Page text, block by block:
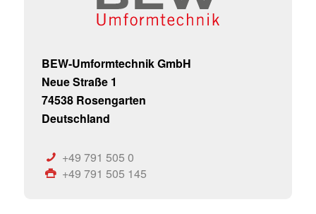
BEW-Umformtechnik GmbH
Neue Straße 1
74538 Rosengarten
Deutschland
+49 791 505 0
+49 791 505 145